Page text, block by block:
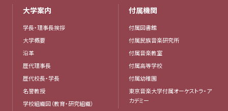
大学案内
学長・理事長挨拶
大学概要
沿革
歴代理事長
歴代校長・学長
名誉教授
学校組織図（教育・研究組織）
付属機関
付属図書館
付属民族音楽研究所
付属音楽教室
付属高等学校
付属幼稚園
東京音楽大学付属オーケストラ・ア
カデミー